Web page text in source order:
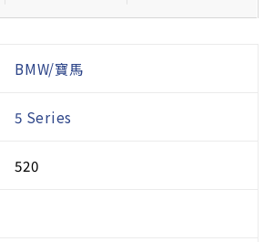
BMW/寶馬
5 Series
520